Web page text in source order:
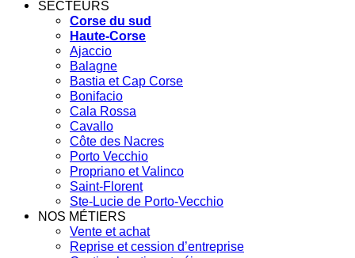
SECTEURS
Corse du sud
Haute-Corse
Ajaccio
Balagne
Bastia et Cap Corse
Bonifacio
Cala Rossa
Cavallo
Côte des Nacres
Porto Vecchio
Propriano et Valinco
Saint-Florent
Ste-Lucie de Porto-Vecchio
NOS MÉTIERS
Vente et achat
Reprise et cession d’entreprise